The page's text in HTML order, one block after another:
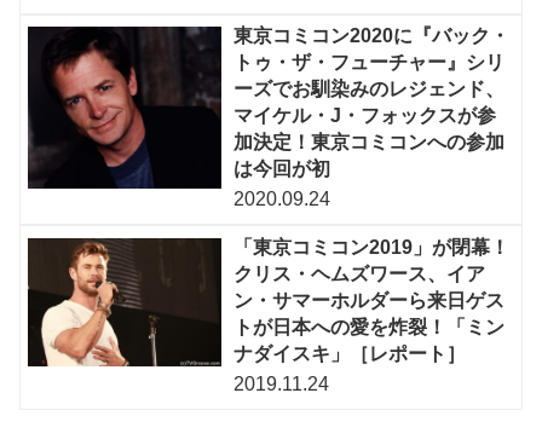
東京コミコン2020に『バック・
トゥ・ザ・フューチャー』シリ
ーズでお馴染みのレジェンド、
マイケル・J・フォックスが参
加決定！東京コミコンへの参加
は今回が初
2020.09.24
「東京コミコン2019」が閉幕！
クリス・ヘムズワース、イア
ン・サマーホルダーら来日ゲス
トが日本への愛を炸裂！「ミン
ナダイスキ」［レポート］
2019.11.24